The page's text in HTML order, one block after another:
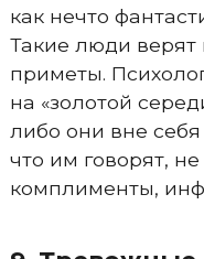
как нечто
Такие люди
приметы.
на «золотой
либо они вне себя
что им говорят,
комплименты,